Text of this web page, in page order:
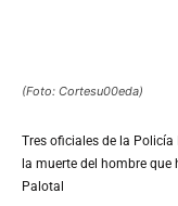
(Foto: Cortesu00eda)
Tres oficiales de la
la muerte del hombre que
Palotal